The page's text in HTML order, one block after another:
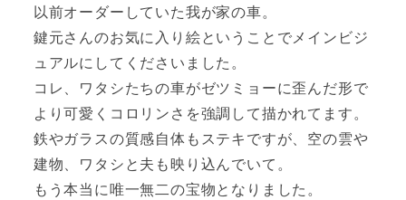
以前オーダーしていた我が家の車。
鍵元さんのお気に入り絵ということでメインビジ
ュアルにしてくださいました。
コレ、ワタシたちの車がゼツミョーに歪んだ形で
より可愛くコロリンさを強調して描かれてます。
鉄やガラスの質感自体もステキですが、空の雲や
建物、ワタシと夫も映り込んでいて。
もう本当に唯一無二の宝物となりました。